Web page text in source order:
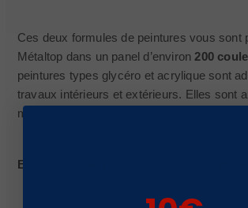
Ces deux formules de peintures vous sont
Métaltop dans un panel d’environ200
peintures types glycéro et acrylique sont
travaux intérieurs et extérieurs. Elles sont
murs et autres supports comme le bois par
Et en terme de prix : glycéro ou acrylique